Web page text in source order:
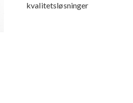
kvalitetsløsninger